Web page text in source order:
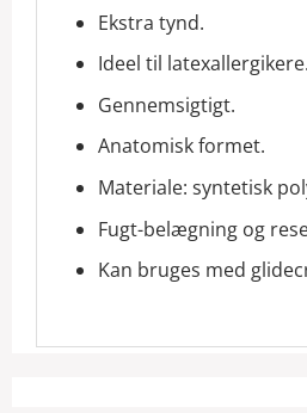
Ekstra tynd.
Ideel til latexallergikere.
Gennemsigtigt.
Anatomisk formet.
Materiale: syntetisk
Fugt-belægning og
Kan bruges med